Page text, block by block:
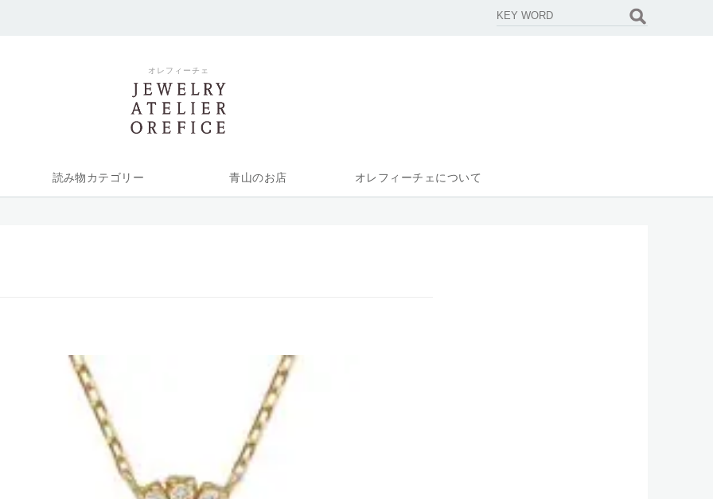
オレフィーチェ
読み物カテゴリー 青山のお店 オレフィーチェについて